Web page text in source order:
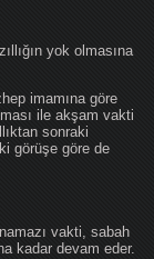
yok olmasına
imamına göre
ile akşam vakti
sonraki
görüşe göre de
vakti, sabah
kadar devam eder.